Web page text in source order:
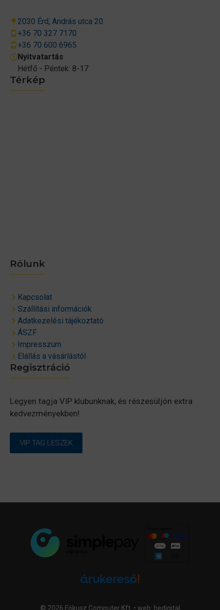
Térkép
Rólunk
Kapcsolat
Szállítási információk
Adatkezelési tájékoztató
ÁSZF
Impresszum
Elállás a vásárlástól
2030 Érd, András utca 20.
+36 70 327 7170
+36 70 600 6965
Nyitvatartás
Hétfő - Péntek: 8-17
Regisztráció
Legyen tagja VIP klubunknak, és részesüljön extra
kedvezményekben!
VIP TAG LESZEK
© 2026 Fókusz Computer Kft. • web: bedigital